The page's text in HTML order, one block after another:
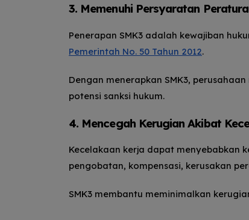
3. Memenuhi Persyaratan
Penerapan SMK3 adalah kewajiban
Pemerintah No. 50 Tahun 2012.
Dengan menerapkan SMK3,
potensi sanksi hukum.
4. Mencegah Kerugian Akibat
Kecelakaan kerja dapat menyebabkan
pengobatan, kompensasi, kerusakan
SMK3 membantu meminimalkan